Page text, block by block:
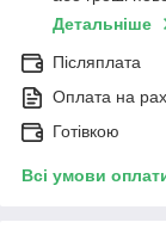
Детальніше
Післяплата
Оплата на
Готівкою
Всі умови